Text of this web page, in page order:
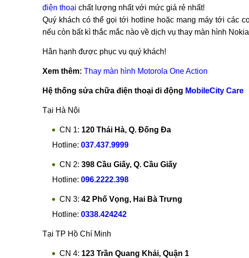
điện thoại chất lượng nhất với mức giá rẻ nhất!
Quý khách có thể gọi tới hotline hoặc mang máy tới các
nếu còn bất kì thắc mắc nào về dịch vụ thay màn hình
Hân hạnh được phục vụ quý khách!
Xem thêm: Thay màn hình Motorola One Action
Hệ thống sửa chữa điện thoại di động MobileCity Care
Tại Hà Nội
CN 1: 120 Thái Hà, Q. Đống Đa
Hotline: 037.437.9999
CN 2: 398 Cầu Giấy, Q. Cầu Giấy
Hotline: 096.2222.398
CN 3: 42 Phố Vọng, Hai Bà Trưng
Hotline: 0338.424242
Tại TP Hồ Chí Minh
CN 4: 123 Trần Quang Khải, Quận 1